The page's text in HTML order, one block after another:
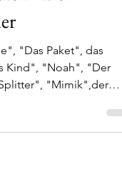
- Der
"Das Paket", das
Kind", "Noah", "Der